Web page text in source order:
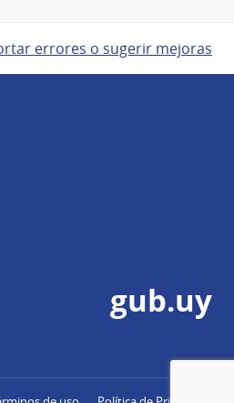
errores o sugerir mejoras
gub.uy